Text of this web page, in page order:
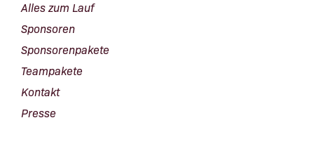
Alles zum Lauf
Sponsoren
Sponsorenpakete
Teampakete
Kontakt
Presse